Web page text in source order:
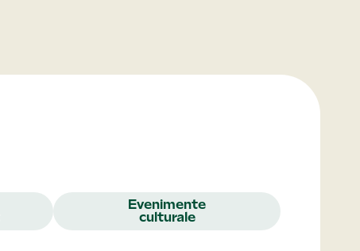
Evenimente
culturale